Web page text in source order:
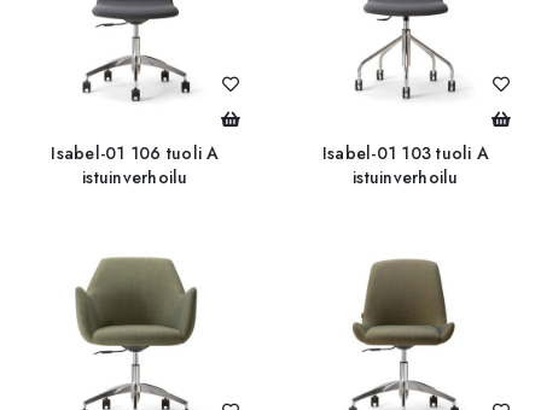
Isabel-01 106 tuoli A
istuinverhoilu
Isabel-01 103 tuoli A
istuinverhoilu